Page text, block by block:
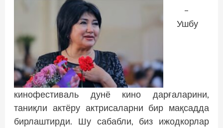
–
Ушбу
кинофестиваль дунё кино дарғаларини,
таниқли актёру актрисаларни бир мақсадда
бирлаштирди. Шу сабабли, биз ижодкорлар